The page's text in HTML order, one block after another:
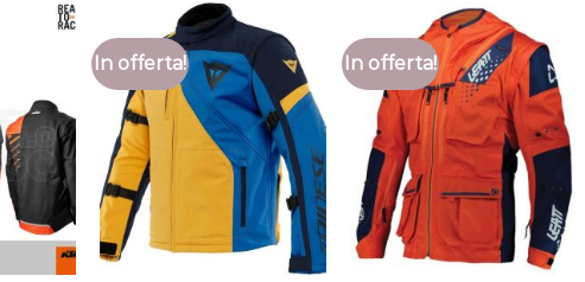
In offerta! In offerta!